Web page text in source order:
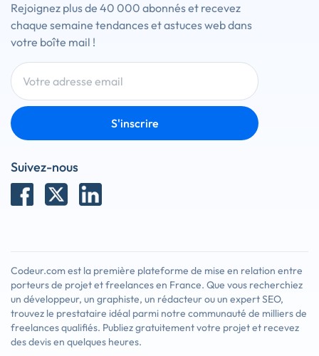
Rejoignez plus de 40 000 abonnés et recevez
chaque semaine tendances et astuces web dans
votre boîte mail !
S'inscrire
Suivez-nous
Codeur.com est la première plateforme de mise en relation entre
porteurs de projet et freelances en France. Que vous recherchiez
un développeur, un graphiste, un rédacteur ou un expert SEO,
trouvez le prestataire idéal parmi notre communauté de milliers de
freelances qualifiés. Publiez gratuitement votre projet et recevez
des devis en quelques heures.